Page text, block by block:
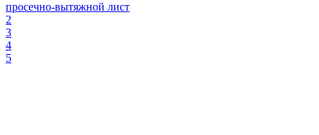
просечно-вытяжной лист
2
3
4
5